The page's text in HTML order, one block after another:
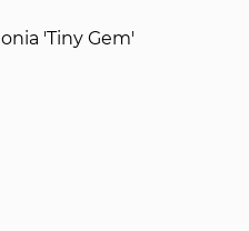
'Tiny Gem'